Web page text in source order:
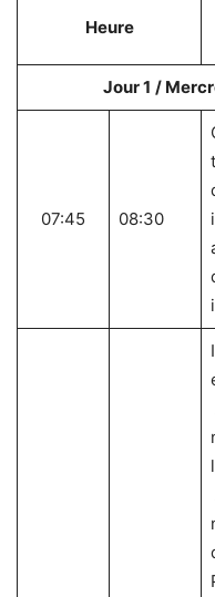
Heure
Jour 1 /
07:45 08:30